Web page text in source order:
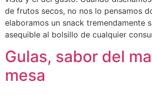
de frutos secos, no nos lo pensamos
elaboramos un snack tremendamente
asequible al bolsillo de cualquier
Gulas, sabor del
mesa